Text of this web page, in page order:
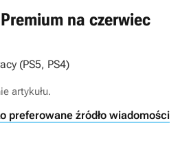
na czerwiec
(PS5, PS4)
artykułu.
preferowane źródło wiadomości